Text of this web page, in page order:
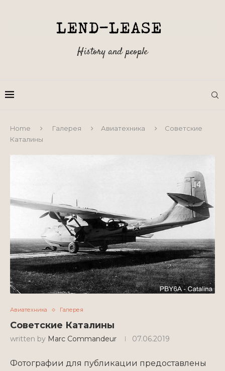
History and people
Home Галерея Авиатехника
Советские
Каталины
Авиатехника Галерея
Советские Каталины
written by Marc Commandeur 07.06.2019
Фотографии для публикации предоставлены